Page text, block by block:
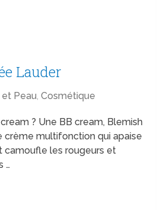
Lauder
Peau,Cosmétique
cream ? Une BB cream, Blemish
crème multifonction qui apaise
camoufle les rougeurs et
…